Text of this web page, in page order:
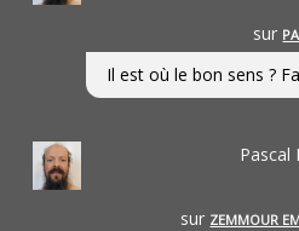
sur
Il est où le bon sens ?
Pascal
sur ZEMMOUR